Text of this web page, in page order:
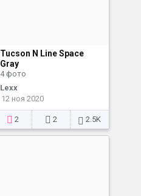
Tucson N Line Space
Gray
4 фото
Lexx
12 ноя 2020
2 2 2.5K